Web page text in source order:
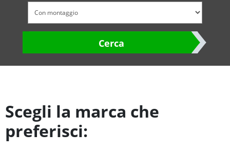
Cerca
Scegli la marca che
preferisci: